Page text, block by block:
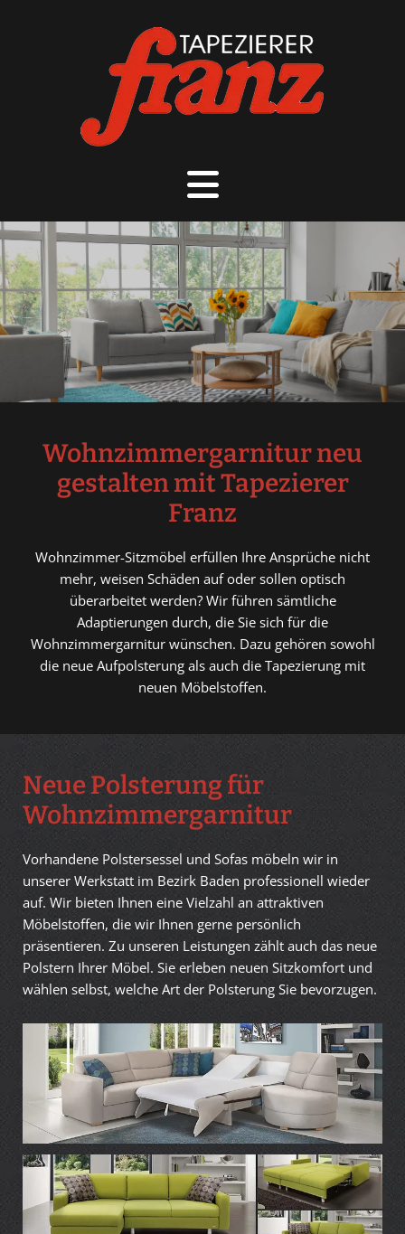
Wohnzimmergarnitur neu
gestalten mit Tapezierer
Franz
Wohnzimmer-Sitzmöbel erfüllen Ihre Ansprüche nicht
mehr, weisen Schäden auf oder sollen optisch
überarbeitet werden? Wir führen sämtliche
Adaptierungen durch, die Sie sich für die
Wohnzimmergarnitur wünschen. Dazu gehören sowohl
die neue Aufpolsterung als auch die Tapezierung mit
neuen Möbelstoffen.
Neue Polsterung für
Wohnzimmergarnitur
Vorhandene Polstersessel und Sofas möbeln wir in
unserer Werkstatt im Bezirk Baden professionell wieder
auf. Wir bieten Ihnen eine Vielzahl an attraktiven
Möbelstoffen, die wir Ihnen gerne persönlich
präsentieren. Zu unseren Leistungen zählt auch das neue
Polstern Ihrer Möbel. Sie erleben neuen Sitzkomfort und
wählen selbst, welche Art der Polsterung Sie bevorzugen.